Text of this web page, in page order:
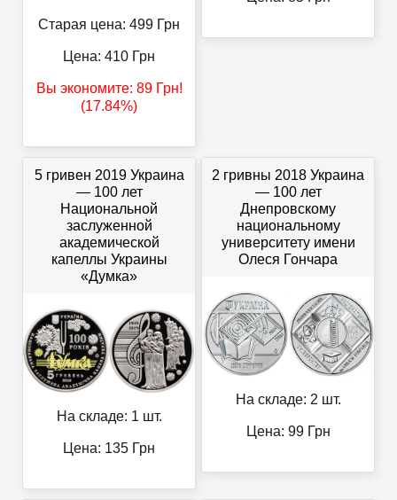
Старая цена: 499 Грн
Цена: 410 Грн
Вы экономите: 89Грн!
(17.84%)
5 гривен 2019 Украина
— 100 лет
Национальной
заслуженной
академической
капеллы Украины
«Думка»
На складе: 1 шт.
Цена: 135 Грн
2 гривны 2018 Украина
— 100 лет
Днепровскому
национальному
университету имени
Олеся Гончара
На складе: 2 шт.
Цена: 99Грн